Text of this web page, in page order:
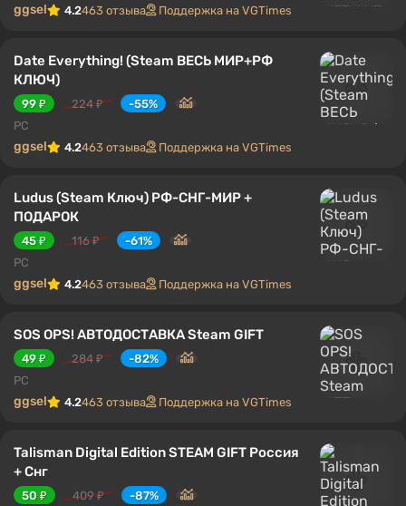
ggsel 4.2463 отзыва Поддержка на VGTimes
Date Everything! (Steam ВЕСЬ МИР+РФ
КЛЮЧ)
99 ₽ 224 ₽
-55%
PC
ggsel 4.2463 отзыва Поддержка на VGTimes
Ludus (Steam Ключ) РФ-СНГ-МИР +
ПОДАРОК
45 ₽ 116 ₽
-61%
PC
ggsel 4.2463 отзыва Поддержка на VGTimes
SOS OPS! АВТОДОСТАВКА Steam GIFT
49 ₽ 284 ₽
-82%
PC
ggsel 4.2463 отзыва Поддержка на VGTimes
Talisman Digital Edition STEAM GIFT Россия
+ Снг
50 ₽ 409 ₽
-87%